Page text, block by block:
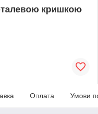
кришкою
Оплата Умови